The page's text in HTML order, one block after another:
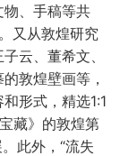
、手稿等共
又从敦煌研究
云、董希文、
敦煌壁画等，
形式，精选1:1
藏》的敦煌第
此外，“流失